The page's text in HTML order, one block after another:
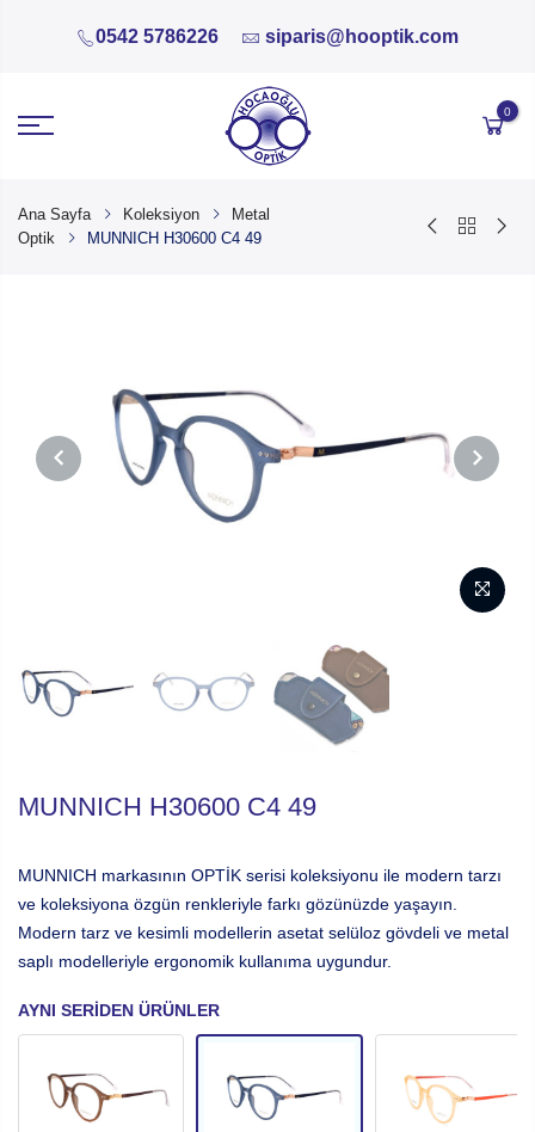
0542 5786226 siparis@hooptik.com
0
Ana Sayfa Koleksiyon
Metal
Optik
MUNNICH H30600 C4 49
MUNNICH H30600 C4 49
MUNNICH markasının OPTİK serisi koleksiyonu ile modern tarzı
ve koleksiyona özgün renkleriyle farkı gözünüzde yaşayın.
Modern tarz ve kesimli modellerin asetat selüloz gövdeli ve metal
saplı modelleriyle ergonomik kullanıma uygundur.
AYNI SERIDEN ÜRÜNLER